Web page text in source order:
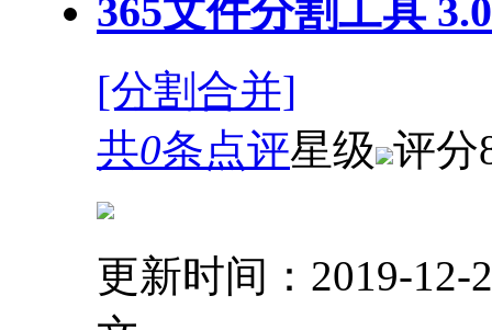
365文件分割工具
[分割合并]
共0条点评星级 评分
更新时间：2019-12-